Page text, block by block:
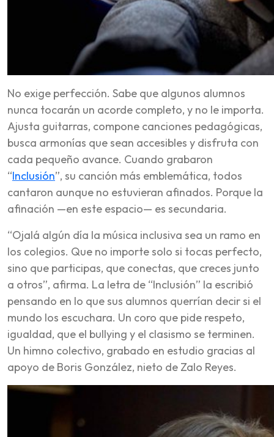
No exige perfección. Sabe que algunos alumnos
nunca tocarán un acorde completo, y no le importa.
Ajusta guitarras, compone canciones pedagógicas,
busca armonías que sean accesibles y disfruta con
cada pequeño avance. Cuando grabaron
“Inclusión”, su canción más emblemática, todos
cantaron aunque no estuvieran afinados. Porque la
afinación —en este espacio— es secundaria.
“Ojalá algún día la música inclusiva sea un ramo en
los colegios. Que no importe solo si tocas perfecto,
sino que participas, que conectas, que creces junto
a otros”, afirma. La letra de “Inclusión” la escribió
pensando en lo que sus alumnos querrían decir si el
mundo los escuchara. Un coro que pide respeto,
igualdad, que el bullying y el clasismo se terminen.
Un himno colectivo, grabado en estudio gracias al
apoyo de Boris González, nieto de Zalo Reyes.